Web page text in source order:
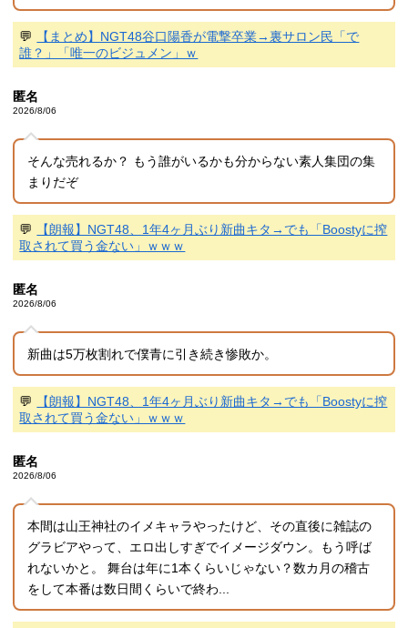
💬
【まとめ】NGT48谷口陽香が電撃卒業→裏サロン民「で
誰？」「唯一のビジュメン」ｗ
匿名
2026/8/06
そんな売れるか？ もう誰がいるかも分からない素人集団の集
まりだぞ
💬
【朗報】NGT48、1年4ヶ月ぶり新曲キタ→でも「Boostyに搾
取されて買う金ない」ｗｗｗ
匿名
2026/8/06
新曲は5万枚割れで僕青に引き続き惨敗か。
💬
【朗報】NGT48、1年4ヶ月ぶり新曲キタ→でも「Boostyに搾
取されて買う金ない」ｗｗｗ
匿名
2026/8/06
本間は山王神社のイメキャラやったけど、その直後に雑誌の
グラビアやって、エロ出しすぎでイメージダウン。もう呼ば
れないかと。 舞台は年に1本くらいじゃない？数カ月の稽古
をして本番は数日間くらいで終わ...